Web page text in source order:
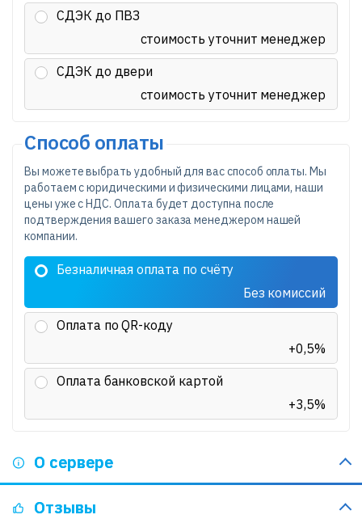
О сервере
СДЭК до ПВЗ
стоимость уточнит менеджер
СДЭК до двери
стоимость уточнит менеджер
Способ оплаты
Вы можете выбрать удобный для вас способ оплаты. Мы
работаем с юридическими и физическими лицами, наши
цены уже с НДС. Оплата будет доступна после
подтверждения вашего заказа менеджером нашей
компании.
Безналичная оплата по счёту
Без комиссий
Оплата по QR-коду
+0,5%
Оплата банковской картой
+3,5%
Отзывы